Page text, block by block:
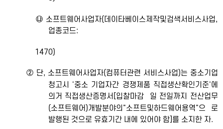
㉯ 소프트웨어사업자(데이타베이스제작및검색서비스사업,
업종코드:
1470)
② 단, 소프트웨어사업자(컴퓨터관련 서비스사업)는 중소기업
청고시 '중소 기업자간 경쟁제품 직접생산확인기준'에
의거 직접생산증명서[입찰마감 일 전일까지 전산업무
(소프트웨어)개발분야의"소프트및하드웨어용역"으 로
발행된 것으로 유효기간 내에 있어야 함]를 소지한 자.